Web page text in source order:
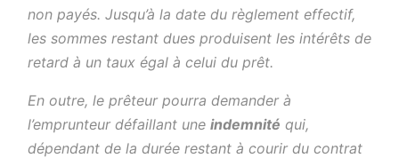
non payés. Jusqu’à la date du règlement effectif,
les sommes restant dues produisent les intérêts de
retard à un taux égal à celui du prêt.
En outre, le prêteur pourra demander à
l’emprunteur défaillant une indemnité qui,
dépendant de la durée restant à courir du contrat